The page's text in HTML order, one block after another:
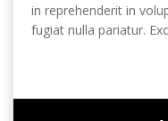
in reprehenderit in
fugiat nulla pariatur.